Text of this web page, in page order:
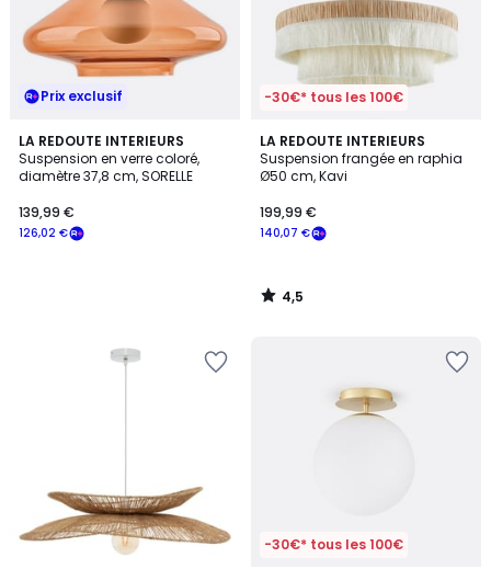
Prix exclusif
LA REDOUTE INTERIEURS
Suspension en verre coloré,
diamètre 37,8 cm, SORELLE
126,02 €
139,99 €
-30€* tous les 100€
LA REDOUTE INTERIEURS
Suspension frangée en raphia
Ø50 cm, Kavi
140,07 €
199,99 €
4,5
/ 5
4,5
/
-30€* tous les 100€